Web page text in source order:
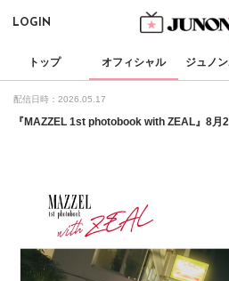
LOGIN
トップ オフィシャル ジュノ
配信日時：2026.05.17
『MAZZEL 1st photobook with ZEAL』8月